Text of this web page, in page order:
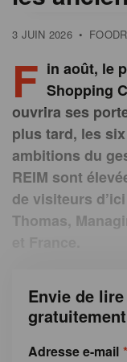
3 JUIN 2026 •
F in août, le
Shopping
ouvrira ses
plus tard, les
ambitions du
REIM sont
de visiteurs
Thomas,
Envie de
Adresse e-mail